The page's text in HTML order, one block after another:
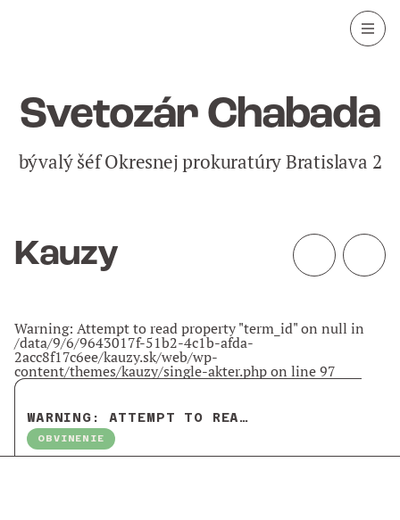
Svetozár Chabada
bývalý šéf Okresnej prokuratúry Bratislava 2
Kauzy
Warning: Attempt to read property "term_id" on null in
/data/9/6/9643017f-51b2-4c1b-afda-
2acc8f17c6ee/kauzy.sk/web/wp-
content/themes/kauzy/single-akter.php on line 97
WARNING : ATTEMPT TO READ PROPERTY "NAME" ON NULL IN
OBVINENIE